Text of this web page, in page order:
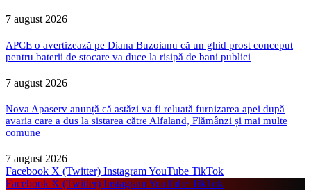
7 august 2026
APCE o avertizează pe Diana Buzoianu că un ghid prost conceput
pentru baterii de stocare va duce la risipă de bani publici
7 august 2026
Nova Apaserv anunță că astăzi va fi reluată furnizarea apei după
avaria care a dus la sistarea către Alfaland, Flămânzi și mai multe
comune
7 august 2026
Facebook X (Twitter) InstagramYouTube TikTok
Facebook X (Twitter) InstagramYouTube TikTok